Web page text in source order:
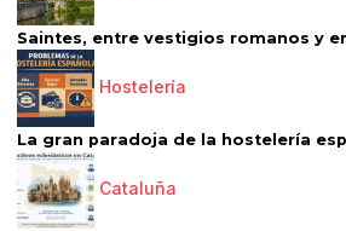
Saintes, entre vestigios romanos y
Hostelería
La gran paradoja de la hostelería
Cataluña